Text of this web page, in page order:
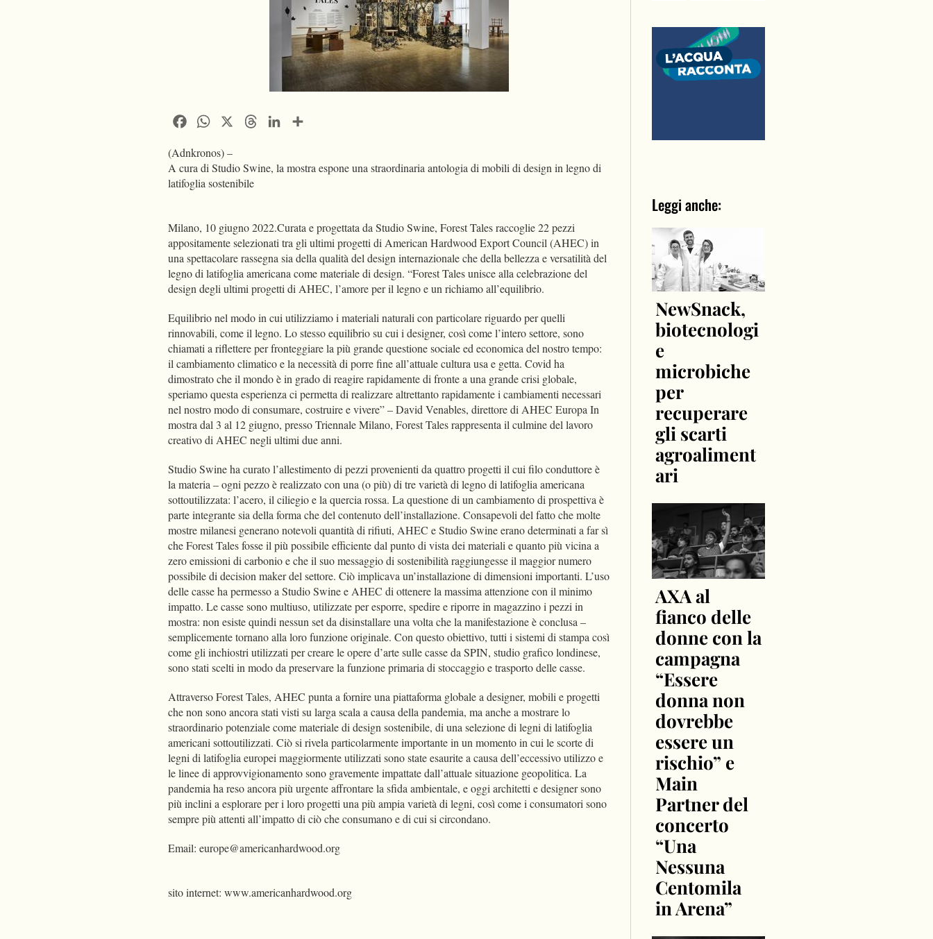
FacebookWhatsApp ThreadsLinkedIn
(Adnkronos) –
A cura di Studio Swine, la mostra espone una straordinaria antologia di mobili di design in legno di
latifoglia sostenibile
Milano, 10 giugno 2022.Curata e progettata da Studio Swine, Forest Tales raccoglie 22 pezzi
appositamente selezionati tra gli ultimi progetti di American Hardwood Export Council (AHEC) in
una spettacolare rassegna sia della qualità del design internazionale che della bellezza e versatilità del
legno di latifoglia americana come materiale di design. “Forest Tales unisce alla celebrazione del
design degli ultimi progetti di AHEC, l’amore per il legno e un richiamo all’equilibrio.
Equilibrio nel modo in cui utilizziamo i materiali naturali con particolare riguardo per quelli
rinnovabili, come il legno. Lo stesso equilibrio su cui i designer, così come l’intero settore, sono
chiamati a riflettere per fronteggiare la più grande questione sociale ed economica del nostro tempo:
il cambiamento climatico e la necessità di porre fine all’attuale cultura usa e getta. Covid ha
dimostrato che il mondo è in grado di reagire rapidamente di fronte a una grande crisi globale,
speriamo questa esperienza ci permetta di realizzare altrettanto rapidamente i cambiamenti necessari
nel nostro modo di consumare, costruire e vivere” – David Venables, direttore di AHEC Europa In
mostra dal 3 al 12 giugno, presso Triennale Milano, Forest Tales rappresenta il culmine del lavoro
creativo di AHEC negli ultimi due anni.
Studio Swine ha curato l’allestimento di pezzi provenienti da quattro progetti il cui filo conduttore è
la materia – ogni pezzo è realizzato con una (o più) di tre varietà di legno di latifoglia americana
sottoutilizzata: l’acero, il ciliegio e la quercia rossa. La questione di un cambiamento di prospettiva è
parte integrante sia della forma che del contenuto dell’installazione. Consapevoli del fatto che molte
mostre milanesi generano notevoli quantità di rifiuti, AHEC e Studio Swine erano determinati a far sì
che Forest Tales fosse il più possibile efficiente dal punto di vista dei materiali e quanto più vicina a
zero emissioni di carbonio e che il suo messaggio di sostenibilità raggiungesse il maggior numero
possibile di decision maker del settore. Ciò implicava un’installazione di dimensioni importanti. L’uso
delle casse ha permesso a Studio Swine e AHEC di ottenere la massima attenzione con il minimo
impatto. Le casse sono multiuso, utilizzate per esporre, spedire e riporre in magazzino i pezzi in
mostra: non esiste quindi nessun set da disinstallare una volta che la manifestazione è conclusa –
semplicemente tornano alla loro funzione originale. Con questo obiettivo, tutti i sistemi di stampa così
come gli inchiostri utilizzati per creare le opere d’arte sulle casse da SPIN, studio grafico londinese,
sono stati scelti in modo da preservare la funzione primaria di stoccaggio e trasporto delle casse.
Attraverso Forest Tales, AHEC punta a fornire una piattaforma globale a designer, mobili e progetti
che non sono ancora stati visti su larga scala a causa della pandemia, ma anche a mostrare lo
straordinario potenziale come materiale di design sostenibile, di una selezione di legni di latifoglia
americani sottoutilizzati. Ciò si rivela particolarmente importante in un momento in cui le scorte di
legni di latifoglia europei maggiormente utilizzati sono state esaurite a causa dell’eccessivo utilizzo e
le linee di approvvigionamento sono gravemente impattate dall’attuale situazione geopolitica. La
pandemia ha reso ancora più urgente affrontare la sfida ambientale, e oggi architetti e designer sono
più inclini a esplorare per i loro progetti una più ampia varietà di legni, così come i consumatori sono
sempre più attenti all’impatto di ciò che consumano e di cui si circondano.
Email: europe@americanhardwood.org
sito internet: www.americanhardwood.org
Leggi anche:
NewSnack,
biotecnologi
e
microbiche
per
recuperare
gli scarti
agroaliment
ari
AXA al
fianco delle
donne con la
campagna
“Essere
donna non
dovrebbe
essere un
rischio” e
Main
Partner del
concerto
“Una
Nessuna
Centomila
in Arena”